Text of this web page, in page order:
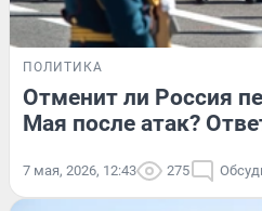
ПОЛИТИКА
Отменит ли Россия
Мая после атак?
7 мая, 2026, 12:43 275